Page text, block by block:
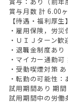
賞与月数 計 6.00
【待遇・福利厚生】
・雇用保険，労
・ＵＩＪターン歓
・退職金制度あり
・マイカー通勤可
・受動喫煙対策
・転勤の可能性
試用期間あり 期
試用期間中の労働